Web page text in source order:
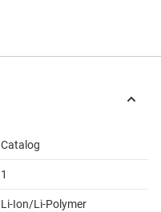
Catalog
1
Li-Ion/Li-Polymer